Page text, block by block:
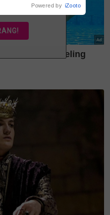
mahu koleksi ini
dinamik, ceria dan
bukan sahaja prihatin
rakan, malah sentiasa
Powered by iZooto